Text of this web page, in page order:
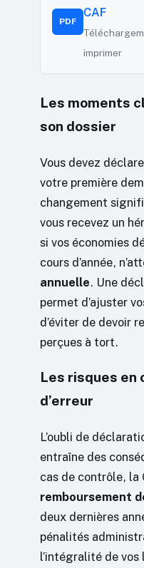
PDF
CAF
imprimer
Les moments
son dossier
Vous devez
votre première
changement
vous recevez un
si vos économies
cours d’année,
annuelle. Une
permet d’ajuster
d’éviter de devoir
perçues à tort.
Les risques en
d’erreur
L’oubli de
entraîne des
cas de contrôle, la
remboursement
deux dernières
pénalités
l’intégralité de vos